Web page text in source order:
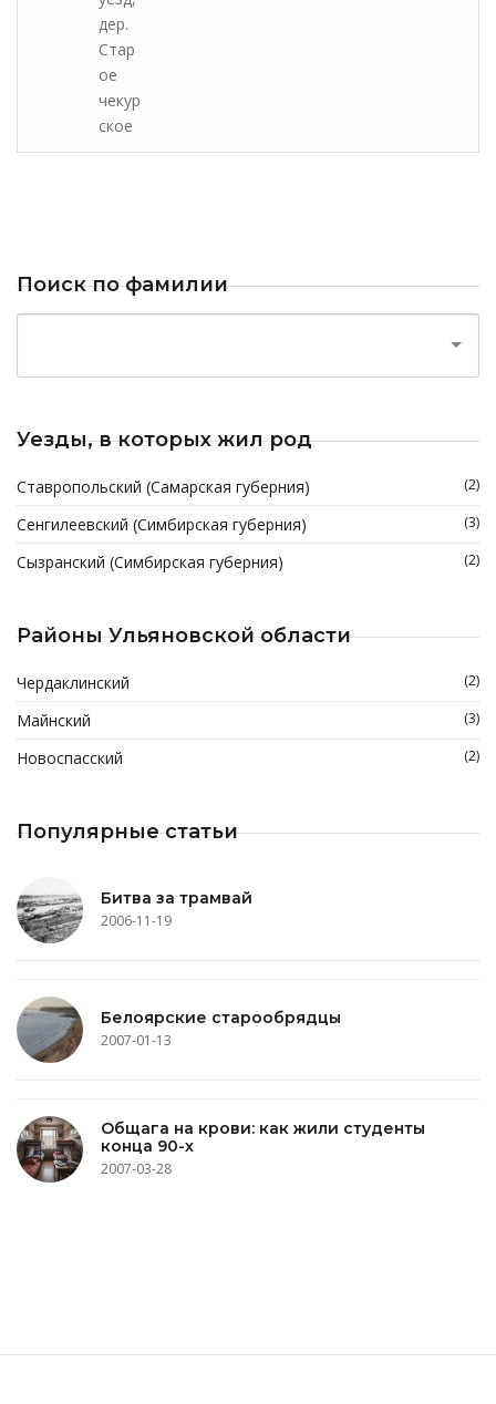
дер.
Стар
ое
чекур
ское
Поиск по фамилии
Уезды, в которых жил род
Ставропольский (Самарская губерния) (2)
Сенгилеевский (Симбирская губерния) (3)
Сызранский (Симбирская губерния) (2)
Районы Ульяновской области
Чердаклинский (2)
Майнский (3)
Новоспасский (2)
Популярные статьи
Битва за трамвай
2006-11-19
Белоярские старообрядцы
2007-01-13
Общага на крови: как жили студенты
конца 90-х
2007-03-28